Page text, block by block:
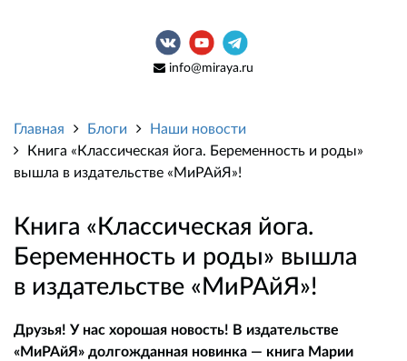
info@miraya.ru
Главная Блоги
Наши новости
Книга «Классическая йога. Беременность и роды»
вышла в издательстве «МиРАйЯ»!
Книга «Классическая йога.
Беременность и роды» вышла
в издательстве «МиРАйЯ»!
Друзья! У нас хорошая новость! В издательстве
«МиРАйЯ» долгожданная новинка — книга Марии